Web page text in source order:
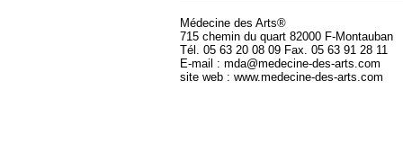
Médecine des Arts®
715 chemin du quart 82000 F-Montauban
Tél. 05 63 20 08 09 Fax. 05 63 91 28 11
E-mail : mda@medecine-des-arts.com
site web : www.medecine-des-arts.com